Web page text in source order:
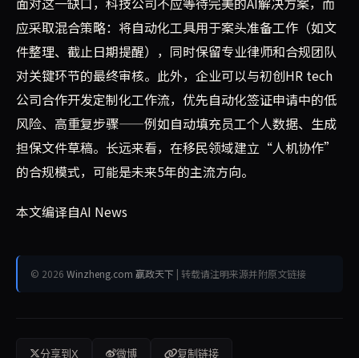
应采取混合策略：将自动化工具用于案头准备工作（如文
件整理、截止日期提醒），同时保留专业律师和合规团队
对关键环节的最终审核。此外，企业可以与初创HR tech
公司合作开发定制化工作流，优先自动化签证申请中的低
风险、高重复步骤——例如自动填充员工个人数据、生成
担保文件草稿。长远来看，在移民领域建立“人机协作”
的合规模式，可能是未来5年的主流方向。
本文编译自AI News
© 2026 Winzheng.com 赢政天下 | 转载请注明来源并附原文链接
分享到X 微博 复制链接